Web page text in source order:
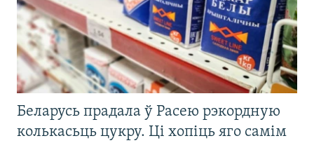
Беларусь прадала ў Расею рэкордную
колькасьць цукру. Ці хопіць яго самім